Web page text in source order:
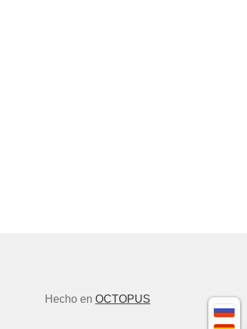
Hecho en OCTOPUS